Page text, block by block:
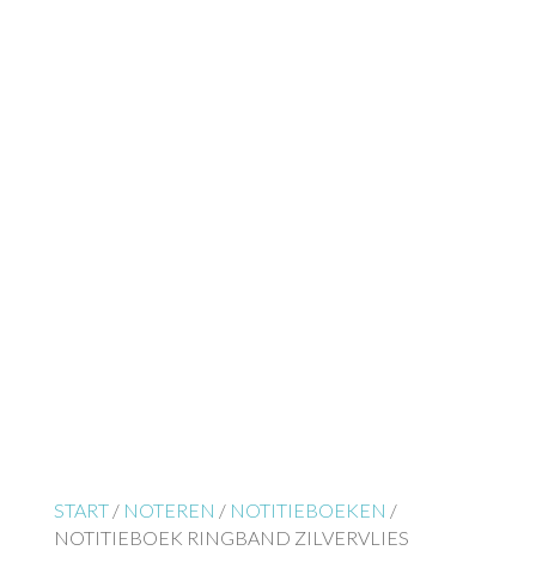
START/ NOTEREN / NOTITIEBOEKEN /
NOTITIEBOEK RINGBAND ZILVERVLIES